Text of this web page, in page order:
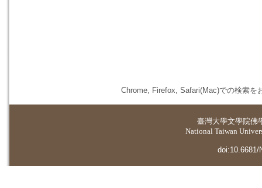
Chrome, Firefox, Safari(Mac)での検索を
臺灣大學文學院佛
National Taiwan
doi:10.6681/